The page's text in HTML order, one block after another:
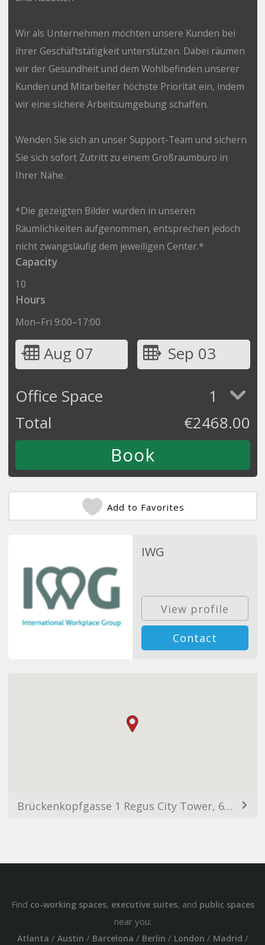
Wir als Unternehmen möchten unsere Kunden bei
ihrer Geschäftstätigkeit unterstützen. Dabei räumen
wir der Gesundheit und dem Wohlbefinden unserer
Kunden und Mitarbeiter höchste Priorität ein, indem
wir eine sichere Arbeitsumgebung schaffen.
Wenden Sie sich an unser Support-Team und sichern
Sie sich sofort Zutritt zu einem Großraumbüro in
Ihrer Nähe.
*Die gezeigten Bilder wurden in unseren
Räumlichkeiten aufgenommen, entsprechen jedoch
nicht zwangsläufig dem jeweiligen Center.*
Capacity
10
Hours
Mon–Fri 9:00–17:00
Aug 07
Sep 03
Office Space
1
Total
€2468.00
Add to Favorites
IWG
View profile
Contact
Brückenkopfgasse 1 Regus City Tower, 6. Stock, 8020 Graz, Austria
Find co-working spaces, executive suites, and public spaces
near you:
Atlanta / Austin / Barcelona / Berlin / London / Madrid /